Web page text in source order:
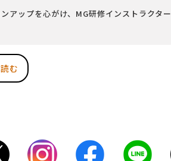
アップを心がけ、MG研修インストラクター
む